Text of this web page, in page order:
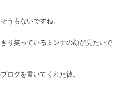
うもないですね。
り笑っているミンナの顔が見たいで
ログを書いてくれた彼。